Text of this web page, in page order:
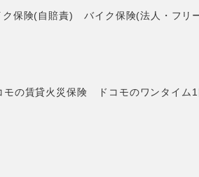
ク保険(自賠責) バイク保険(法人・フリ
モの賃貸火災保険 ドコモのワンタイム